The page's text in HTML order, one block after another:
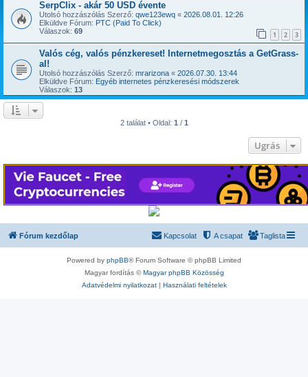
SerpClix - akár 50 USD évente
Utolsó hozzászólás Szerző: qwe123ewq « 2026.08.01. 12:26
Elküldve Fórum: PTC (Paid To Click)
Válaszok: 69 1 2 3
Valós cég, valós pénzkereset! Internetmegosztás a GetGrass-
al!
Utolsó hozzászólás Szerző: mrarizona « 2026.07.30. 13:44
Elküldve Fórum: Egyéb internetes pénzkeresési módszerek
Válaszok: 13
2 találat • Oldal: 1 / 1
Ugrás
Fórum kezdőlap Taglista
A csapat
Kapcsolat
Powered by phpBB® Forum Software © phpBB Limited
Magyar fordítás ©Magyar phpBB Közösség
Adatvédelmi nyilatkozat| Használati feltételek